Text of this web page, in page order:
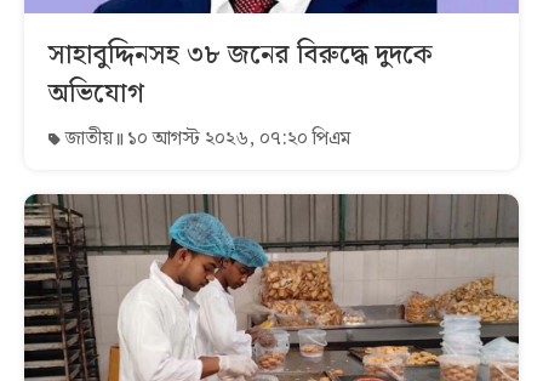
সাহাবুদ্দিনসহ ৩৮ জনের বিরুদ্ধে দুদকে
অভিযোগ
জাতীয় ১০ আগস্ট ২০২৬, ০৭:২০ পিএম